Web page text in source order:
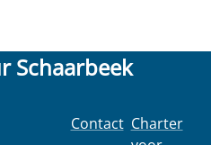
Schaarbeek
Contact Charter